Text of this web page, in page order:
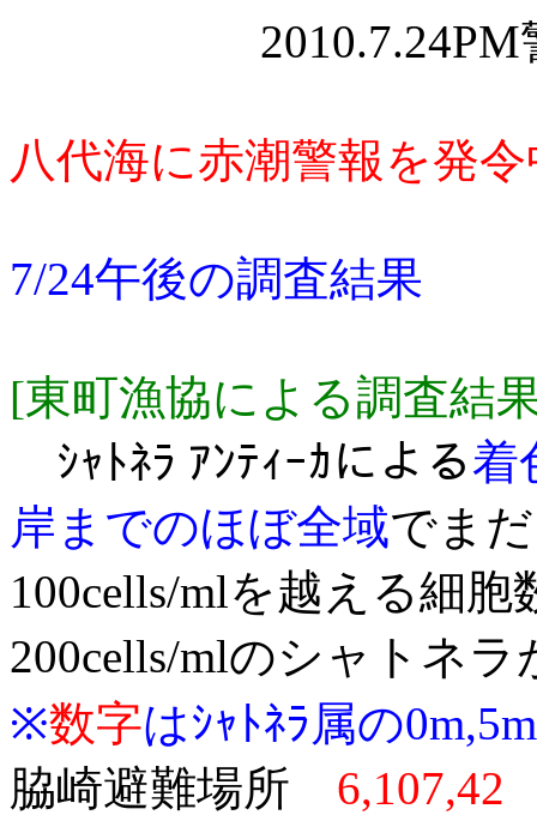
八代海に赤潮警報を発令
7/24午後の調査結果
[東町漁協による調査結
ｼｬﾄﾈﾗ ｱﾝﾃｨｰｶによる着
岸までのほぼ全域でま
100cells/mlを越える細
200cells/mlのシャトネ
※数字はｼｬﾄﾈﾗ属の
脇崎避難場所 6,107,42